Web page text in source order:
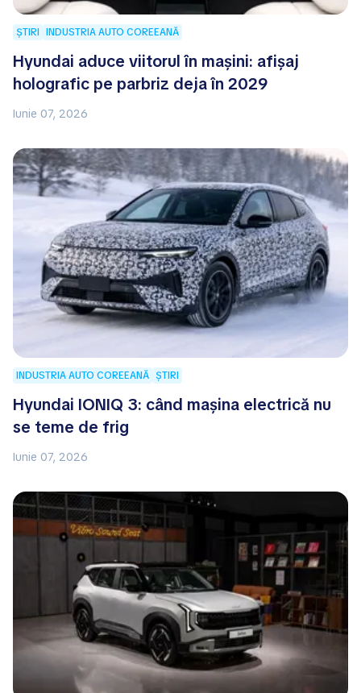
ȘTIRI INDUSTRIA AUTO COREEANĂ
Hyundai aduce viitorul în mașini: afișaj
holografic pe parbriz deja în 2029
Iunie 07, 2026
INDUSTRIA AUTO COREEANĂ ȘTIRI
Hyundai IONIQ 3: când mașina electrică nu
se teme de frig
Iunie 07, 2026